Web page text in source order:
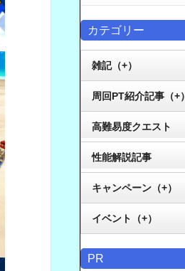
カテゴリー
雑記（+）
周回PT紹介記事（+）
高難易度クエスト
性能解説記事
キャンペーン（+）
イベント（+）
PR